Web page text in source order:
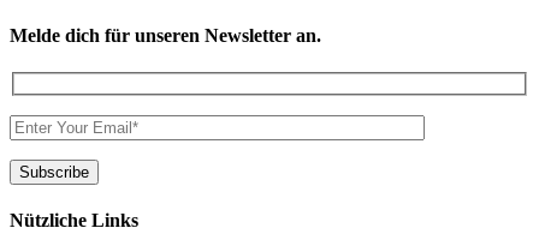
Melde dich für unseren Newsletter an.
Nützliche Links